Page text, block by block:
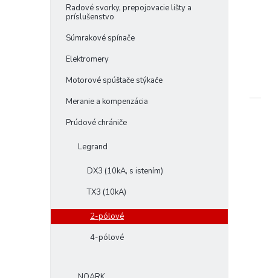
Radové svorky, prepojovacie lišty a
príslušenstvo
Súmrakové spínače
Elektromery
Motorové spúštače stýkače
Meranie a kompenzácia
Prúdové chrániče
Legrand
DX3 (10kA, s istením)
TX3 (10kA)
2-pólové
4-pólové